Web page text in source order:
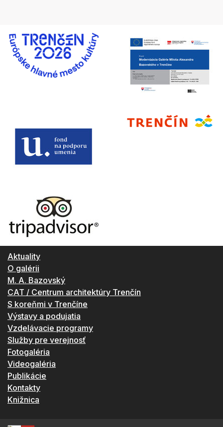
Aktuality
O galérii
M. A. Bazovský
CAT / Centrum architektúry Trenčín
S koreňmi v Trenčíne
Výstavy a podujatia
Vzdelávacie programy
Služby pre verejnosť
Fotogaléria
Videogaléria
Publikácie
Kontakty
Knižnica